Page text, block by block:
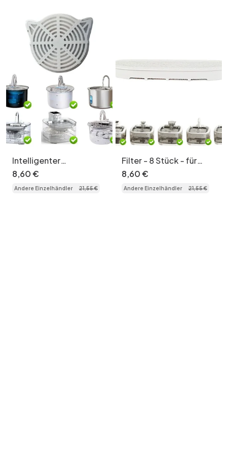
Intelligenter
Trinkbrunnen für
Haustiere, Edelstahl,
2,2 l, mit
8,60€
Andere Einzelhändler 21,55€
Filter - 8 Stück - für
Modell Nr. FT999 (für
schwarze Kombination)
8,60€
Andere Einzelhändler 21,55€